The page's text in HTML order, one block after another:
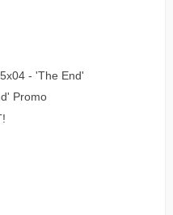
- 'The End'
Promo